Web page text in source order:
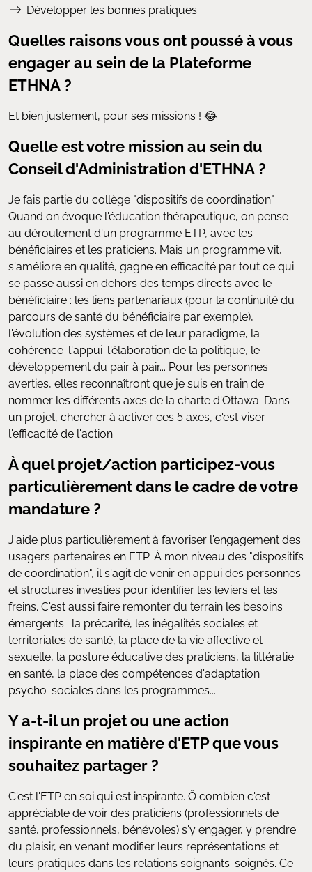
Développer les bonnes pratiques.
Quelles raisons vous ont poussé à vous
engager au sein de la Plateforme
ETHNA ?
Et bien justement, pour ses missions ! 😂
Quelle est votre mission au sein du
Conseil d'Administration d'ETHNA ?
Je fais partie du collège "dispositifs de coordination".
Quand on évoque l'éducation thérapeutique, on pense
au déroulement d'un programme ETP, avec les
bénéficiaires et les praticiens. Mais un programme vit,
s'améliore en qualité, gagne en efficacité par tout ce qui
se passe aussi en dehors des temps directs avec le
bénéficiaire : les liens partenariaux (pour la continuité du
parcours de santé du bénéficiaire par exemple),
l'évolution des systèmes et de leur paradigme, la
cohérence-l'appui-l'élaboration de la politique, le
développement du pair à pair... Pour les personnes
averties, elles reconnaîtront que je suis en train de
nommer les différents axes de la charte d'Ottawa. Dans
un projet, chercher à activer ces 5 axes, c'est viser
l'efficacité de l'action.
À quel projet/action participez-vous
particulièrement dans le cadre de votre
mandature ?
J'aide plus particulièrement à favoriser l'engagement des
usagers partenaires en ETP. À mon niveau des "dispositifs
de coordination", il s'agit de venir en appui des personnes
et structures investies pour identifier les leviers et les
freins. C'est aussi faire remonter du terrain les besoins
émergents : la précarité, les inégalités sociales et
territoriales de santé, la place de la vie affective et
sexuelle, la posture éducative des praticiens, la littératie
en santé, la place des compétences d'adaptation
psycho-sociales dans les programmes...
Y a-t-il un projet ou une action
inspirante en matière d'ETP que vous
souhaitez partager ?
C'est l'ETP en soi qui est inspirante. Ô combien c'est
appréciable de voir des praticiens (professionnels de
santé, professionnels, bénévoles) s'y engager, y prendre
du plaisir, en venant modifier leurs représentations et
leurs pratiques dans les relations soignants-soignés. Ce